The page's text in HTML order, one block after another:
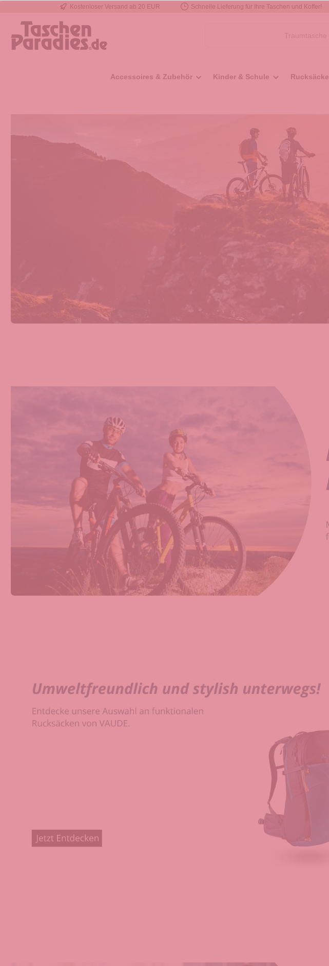
Zur Hauptnavigation springen
Kostenloser Versand ab 20 EUR Schnelle Lieferung für Ihre Taschen und Koffer!
Accessoires & Zubehör Kinder & Schule Rucksäcke